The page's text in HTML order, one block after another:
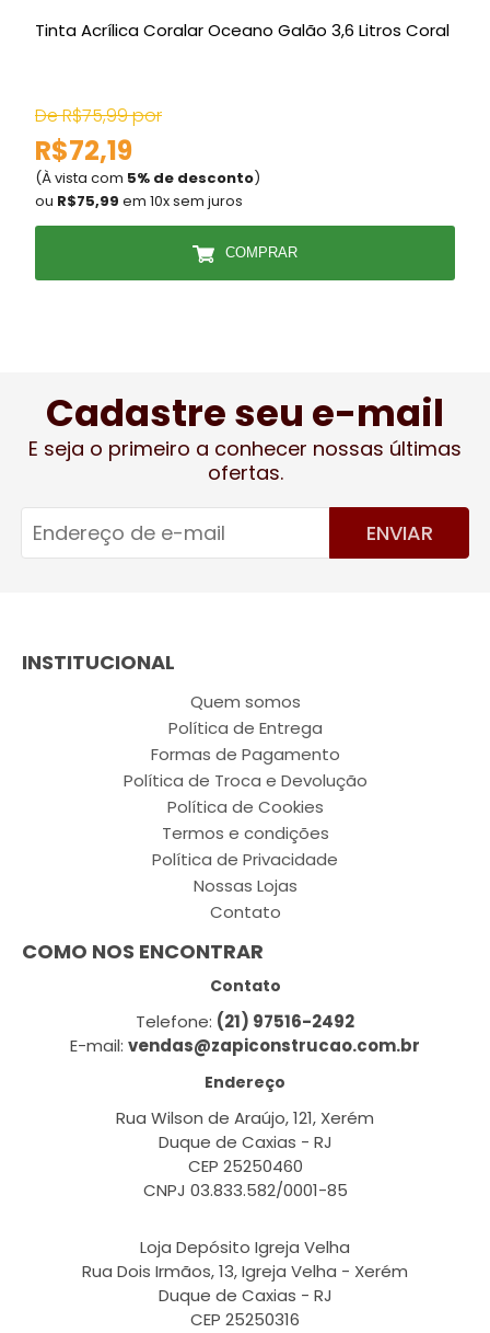
Tinta Acrílica Coralar Oceano Galão 3,6 Litros Coral
De R$75,99 por
R$72,19
(À vista com 5% de desconto)
ou R$75,99 em 10x sem juros
COMPRAR
Cadastre seu e-mail
E seja o primeiro a conhecer nossas últimas
ofertas.
ENVIAR
INSTITUCIONAL
Quem somos
Política de Entrega
Formas de Pagamento
Política de Troca e Devolução
Política de Cookies
Termos e condições
Política de Privacidade
Nossas Lojas
Contato
COMO NOS ENCONTRAR
Contato
Telefone: (21) 97516-2492
E-mail: vendas@zapiconstrucao.com.br
Endereço
Rua Wilson de Araújo, 121, Xerém
Duque de Caxias - RJ
CEP 25250460
CNPJ 03.833.582/0001-85
Loja Depósito Igreja Velha
Rua Dois Irmãos, 13, Igreja Velha - Xerém
Duque de Caxias - RJ
CEP 25250316